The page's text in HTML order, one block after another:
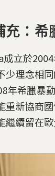
充：希
成立於
少理念相
年希臘暴
重新協商
繼續留在